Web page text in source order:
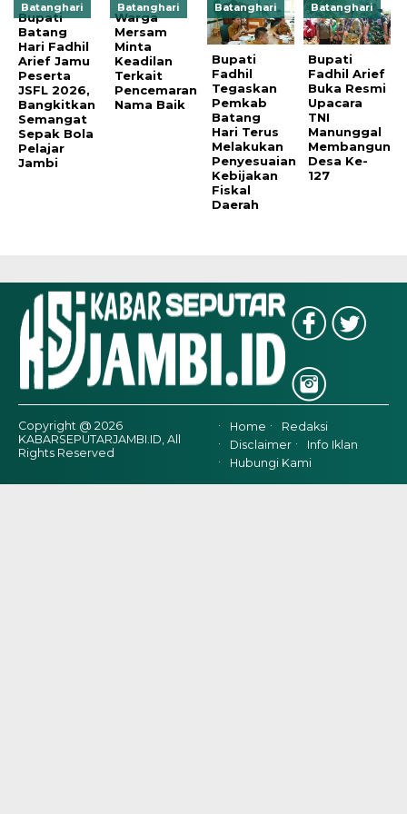
Batanghari
Bupati
Batang
Hari Fadhil
Arief Jamu
Peserta
JSFL 2026,
Bangkitkan
Semangat
Sepak Bola
Pelajar
Jambi
Batanghari
Warga
Mersam
Minta
Keadilan
Terkait
Pencemaran
Nama Baik
Batanghari
Bupati
Fadhil
Tegaskan
Pemkab
Batang
Hari Terus
Melakukan
Penyesuaian
Kebijakan
Fiskal
Daerah
Batanghari
Bupati
Fadhil Arief
Buka Resmi
Upacara
TNI
Manunggal
Membangun
Desa Ke-
127
Copyright @ 2026
KABARSEPUTARJAMBI.ID, All
Rights Reserved
Home
Redaksi
Disclaimer
Info Iklan
Hubungi Kami